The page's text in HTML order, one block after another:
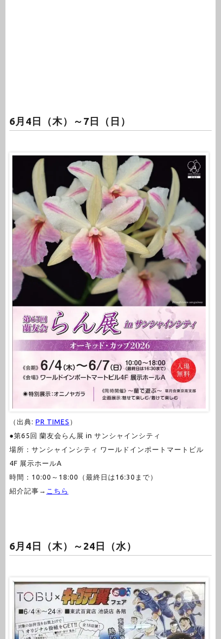
6月4日（木）～7日（日）
（出典: PR TIMES ）
●第65回 蘭友会らん展 in サンシャインシティ
場所：サンシャインシティ ワールドインポートマートビル
4F 展示ホールA
時間：10:00～18:00（最終日は16:30まで）
紹介記事→ こちら
6月4日（木）～24日（水）